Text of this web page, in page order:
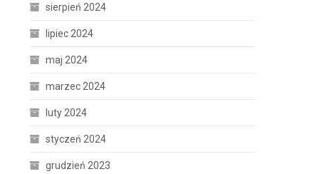
sierpień 2024
lipiec 2024
maj 2024
marzec 2024
luty 2024
styczeń 2024
grudzień 2023